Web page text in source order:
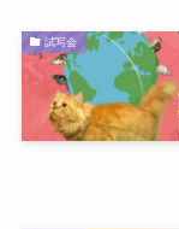
試写会